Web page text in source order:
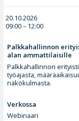
20.10.2026
09:00 – 12:00
Palkkahallinnon
alan ammattilaisille
Palkkahallinnon
työajasta,
näkökulmasta.
Verkossa
Webinaari